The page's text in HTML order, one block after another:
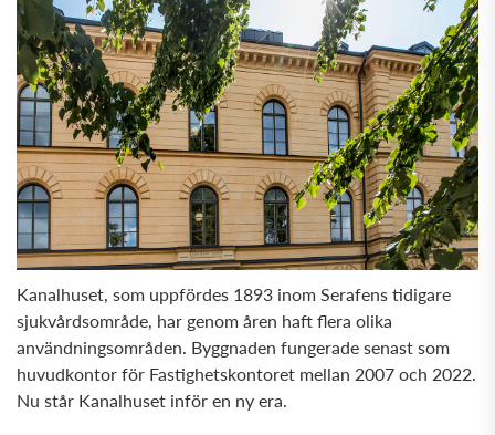
Kanalhuset, som uppfördes 1893 inom Serafens tidigare
sjukvårdsområde, har genom åren haft flera olika
användningsområden. Byggnaden fungerade senast som
huvudkontor för Fastighetskontoret mellan 2007 och 2022.
Nu står Kanalhuset inför en ny era.